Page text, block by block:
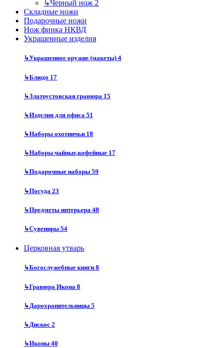
↳Черный нож 2
Складные ножи
Подарочные ножи
Нож финка НКВД
Украшенные изделия
↳Украшенное оружие (макеты) 4
↳Блюдо 17
↳Златоустовская гравюра 15
↳Изделия для офиса 51
↳Наборы охотничьи 18
↳Наборы чайные,кофейные 17
↳Подарочные наборы 59
↳Посуда 23
↳Предметы интерьера 48
↳Сувениры 54
Церковная утварь
↳Богослужебные книги 8
↳Гравюра Икона 8
↳Дарохранительницы 5
↳Дискос 2
↳Иконы 40